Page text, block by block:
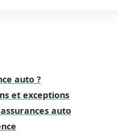
auto ?
et exceptions
auto